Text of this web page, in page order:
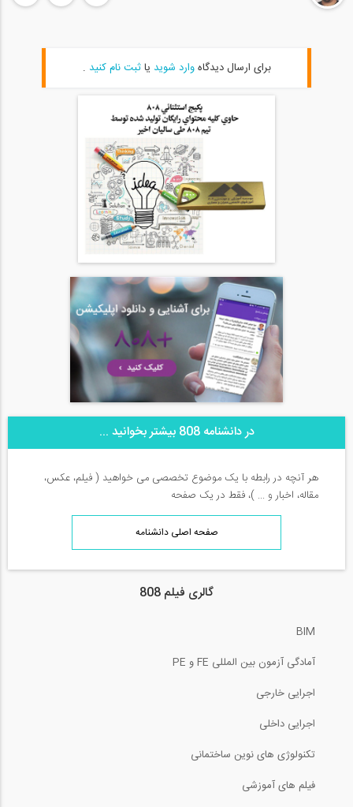
برای ارسال دیدگاهوارد شوید یاثبت نام کنید .
در دانشنامه 808 بیشتر بخوانید ...
هر آنچه در رابطه با یک موضوع تخصصی می خواهید ( فیلم، عکس،
مقاله، اخبار و ... )، فقط در یک صفحه
صفحه اصلی دانشنامه
گالری فیلم 808
BIM
آمادگی آزمون بین المللی FE و PE
اجرایی خارجی
اجرایی داخلی
تکنولوژی های نوین ساختمانی
فیلم های آموزشی